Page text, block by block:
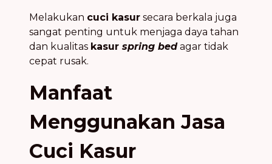
Melakukan cuci kasur secara berkala juga
sangat penting untuk menjaga daya tahan
dan kualitas kasur spring bedagar tidak
cepat rusak.
Manfaat
Menggunakan Jasa
Cuci Kasur